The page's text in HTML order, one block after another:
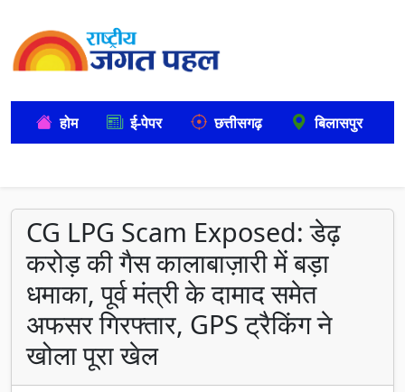
होम ई-पेपर छत्तीसगढ़ बिलासपुर
CG LPG Scam Exposed: डेढ़
करोड़ की गैस कालाबाज़ारी में बड़ा
धमाका, पूर्व मंत्री के दामाद समेत
अफसर गिरफ्तार, GPS ट्रैकिंग ने
खोला पूरा खेल